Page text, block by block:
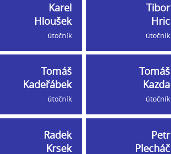
Karel
Hloušek
útočník
Tibor
Hric
útočník
Tomáš
Kadeřábek
útočník
Tomáš
Kazda
útočník
Radek
Krsek
Petr
Plecháč